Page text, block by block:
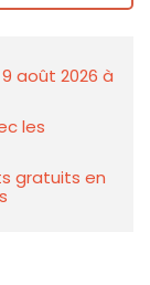
août 2026 à
les
gratuits en